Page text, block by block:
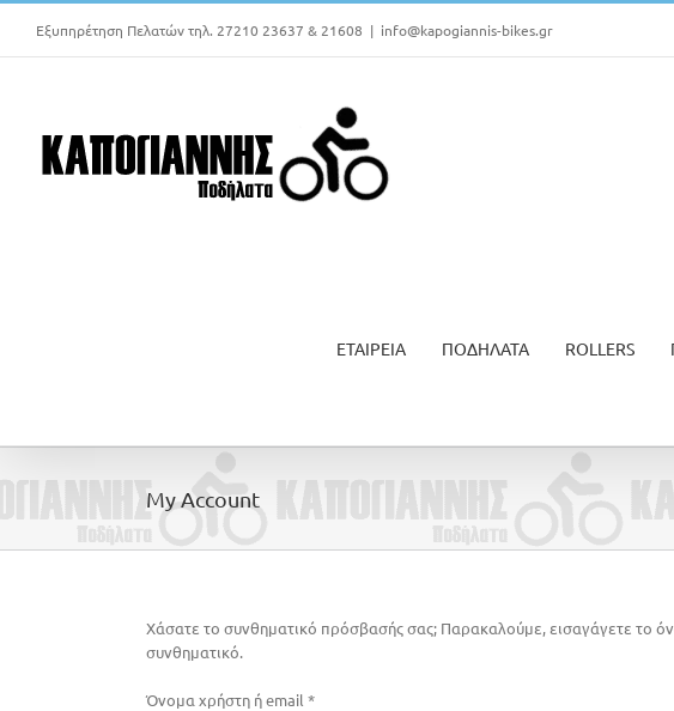
Μετάβαση
περιεχόμενο
Εξυπηρέτηση Πελατών τηλ. 27210 23637 & 21608 | info@kapogiannis-bikes.gr
ΕΤΑΙΡΕΙΑ ΠΟΔΗΛΑΤΑ ROLLERS
My Account
Χάσατε το συνθηματικό πρόσβασής σας; Παρακαλούμε, εισαγάγετε το
συνθηματικό.
Όνομα χρήστη ή email *Απαιτείται